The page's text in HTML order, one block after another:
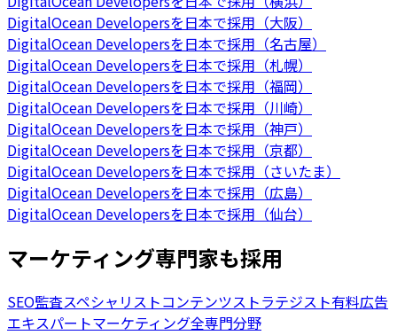
DigitalOcean Developersを日本で採用（大阪）
DigitalOcean Developersを日本で採用（名古屋）
DigitalOcean Developersを日本で採用（札幌）
DigitalOcean Developersを日本で採用（福岡）
DigitalOcean Developersを日本で採用（川崎）
DigitalOcean Developersを日本で採用（神戸）
DigitalOcean Developersを日本で採用（京都）
DigitalOcean Developersを日本で採用（さいたま）
DigitalOcean Developersを日本で採用（広島）
DigitalOcean Developersを日本で採用（仙台）
マーケティング専門家も採用
SEO監査スペシャリストコンテンツストラテジスト有料広告
エキスパートマーケティング全専門分野